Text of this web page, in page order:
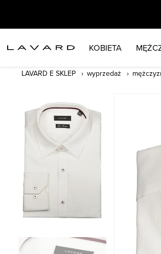
KOBIETA
LAVARD E SKLEP wyprzedaż